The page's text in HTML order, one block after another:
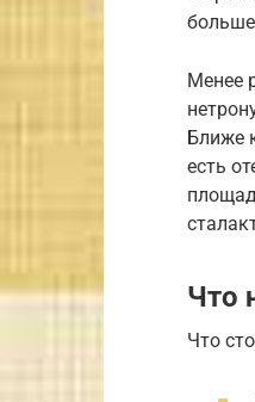
Менее
Ближе
есть
Что
Что